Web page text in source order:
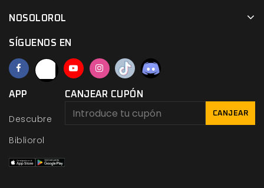
NOSOLOROL
SÍGUENOS EN
APP
Descubre
Bibliorol
CANJEAR CUPÓN
CANJEAR